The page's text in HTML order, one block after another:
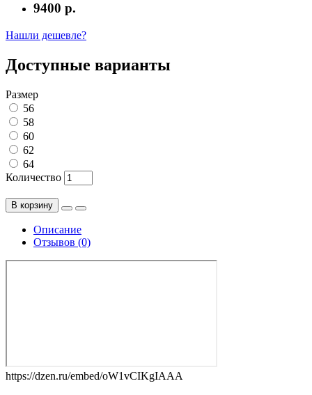
9400 р.
Нашли дешевле?
Доступные варианты
Размер
56
58
60
62
64
Количество
В корзину
Описание
Отзывов (0)
https://dzen.ru/embed/oW1vCIKgIAAA